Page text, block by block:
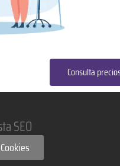
Consulta
SEO